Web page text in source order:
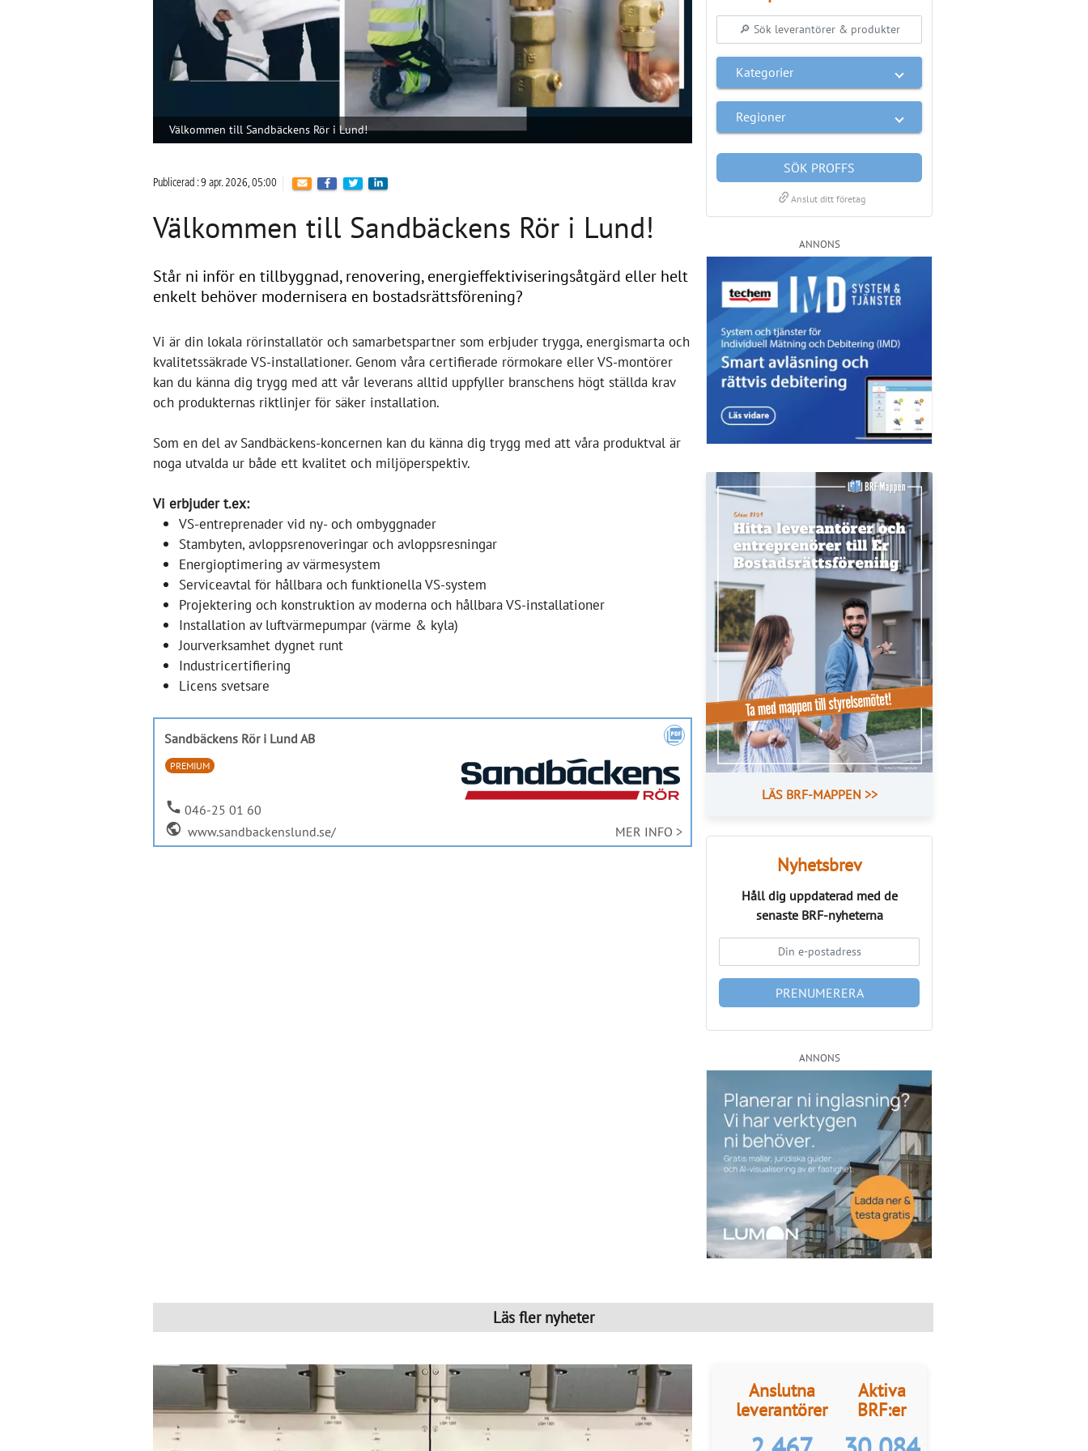
Välkommen till Sandbäckens Rör i Lund!
Publicerad : 9 apr. 2026, 05:00
Välkommen till Sandbäckens Rör i Lund!
Står ni inför en tillbyggnad, renovering, energieffektiviseringsåtgärd eller helt
enkelt behöver modernisera en bostadsrättsförening?
Vi är din lokala rörinstallatör och samarbetspartner som erbjuder trygga, energismarta och
kvalitetssäkrade VS-installationer. Genom våra certifierade rörmokare eller VS-montörer
kan du känna dig trygg med att vår leverans alltid uppfyller branschens högt ställda krav
och produkternas riktlinjer för säker installation.
Som en del av Sandbäckens-koncernen kan du känna dig trygg med att våra produktval är
noga utvalda ur både ett kvalitet och miljöperspektiv.
Vi erbjuder t.ex:
VS-entreprenader vid ny- och ombyggnader
Stambyten, avloppsrenoveringar och avloppsresningar
Energioptimering av värmesystem
Serviceavtal för hållbara och funktionella VS-system
Projektering och konstruktion av moderna och hållbara VS-installationer
Installation av luftvärmepumpar (värme & kyla)
Jourverksamhet dygnet runt
Industricertifiering
Licens svetsare
Sandbäckens Rör i Lund AB
PREMIUM
call 046-25 01 60
public www.sandbackenslund.se/ MER INFO >
picture_as_pdf
Kategorier
Regioner
SÖK PROFFS
linkAnslut ditt företag
ANNONS
LÄS BRF-MAPPEN >>
Nyhetsbrev
Håll dig uppdaterad med de
senaste BRF-nyheterna
PRENUMERERA
ANNONS
Läs fler nyheter
Anslutna
leverantörer
Aktiva
BRF:er